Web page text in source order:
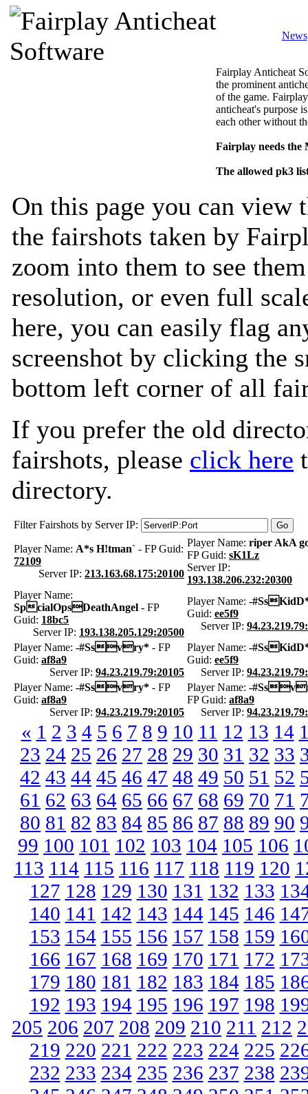
News
Fairplay Anticheat
the prominent
of the game.
anticheat's purpose
each other without
Fairplay needs
The allowed pk3
On this page you can view
the fairshots taken by
zoom into them to see
resolution, or even full
here, you can easily flag
screenshot by clicking the
bottom left corner of all
If you prefer the old
fairshots, please click here
directory.
Filter Fairshots by Server IP:
Player Name: A*s H!tman` - FP Guid:
72109
Server IP: 213.163.68.175:20100
Player Name: riper AkA
FP Guid: sK1Lz
Server IP:
193.138.206.232:20300
Player Name:
SpcialOpsDeathAngel - FP
Guid: 18bc5
Server IP: 193.138.205.129:20500
Player Name: -
Guid: ee5f9
Server IP:
Player Name: -#Ssvry* - FP
Guid: af8a9
Server IP: 94.23.219.79:20105
Player Name: -
Guid: ee5f9
Server IP:
Player Name: -#Ssvry* - FP
Guid: af8a9
Server IP: 94.23.219.79:20105
Player Name: -
FP Guid: af8a9
Server IP:
« 1 2 3 4 5 6 7 8 9 10 11 12 13 14
23 24 25 26 27 28 29 30 31 32 33
42 43 44 45 46 47 48 49 50 51 52
61 62 63 64 65 66 67 68 69 70 71
80 81 82 83 84 85 86 87 88 89 90
99 100 101 102 103 104 105 106
113 114 115 116 117 118 119 120
127 128 129 130 131 132 133
140 141 142 143 144 145 146
153 154 155 156 157 158 159
166 167 168 169 170 171 172
179 180 181 182 183 184 185
192 193 194 195 196 197 198
205 206 207 208 209 210 211 212
219 220 221 222 223 224 225
232 233 234 235 236 237 238